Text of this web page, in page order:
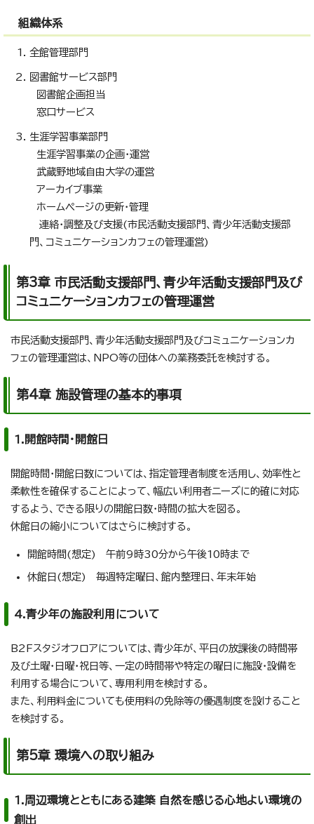
組織体系
全館管理部門
図書館サービス部門
図書館企画担当
窓口サービス
生涯学習事業部門
生涯学習事業の企画・運営
武蔵野地域自由大学の運営
アーカイブ事業
ホームページの更新・管理
連絡・調整及び支援(市民活動支援部門、青少年活動支援部
門、コミュニケーションカフェの管理運営)
第3章 市民活動支援部門、青少年活動支援部門及び
コミュニケーションカフェの管理運営
市民活動支援部門、青少年活動支援部門及びコミュニケーションカ
フェの管理運営は、NPO等の団体への業務委託を検討する。
第4章 施設管理の基本的事項
1.開館時間・開館日
開館時間・開館日数については、指定管理者制度を活用し、効率性と
柔軟性を確保することによって、幅広い利用者ニーズに的確に対応
するよう、できる限りの開館日数・時間の拡大を図る。
休館日の縮小についてはさらに検討する。
開館時間(想定) 午前9時30分から午後10時まで
休館日(想定) 毎週特定曜日、館内整理日、年末年始
4.青少年の施設利用について
B2Fスタジオフロアについては、青少年が、平日の放課後の時間帯
及び土曜・日曜・祝日等、一定の時間帯や特定の曜日に施設・設備を
利用する場合について、専用利用を検討する。
また、利用料金についても使用料の免除等の優遇制度を設けること
を検討する。
第5章 環境への取り組み
1.周辺環境とともにある建築 自然を感じる心地よい環境の
創出